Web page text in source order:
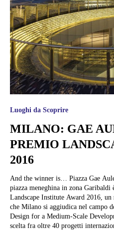
Luoghi da Scoprire
MILANO: GAE
PREMIO
2016
And the winner is… Piazza Gae
piazza meneghina in zona Garibaldi
Landscape Institute Award 2016,
che Milano si aggiudica nel campo
Design for a Medium-Scale
scelta fra oltre 40 progetti